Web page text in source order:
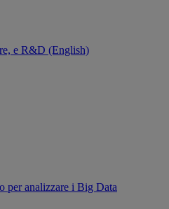
e R&D (English)
per analizzare i Big Data